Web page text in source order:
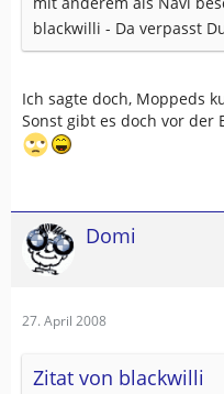
blackwilli - Da verpasst
Ich sagte doch, Moppeds
Sonst gibt es doch vor der
Domi
27. April 2008
Zitat von blackwilli